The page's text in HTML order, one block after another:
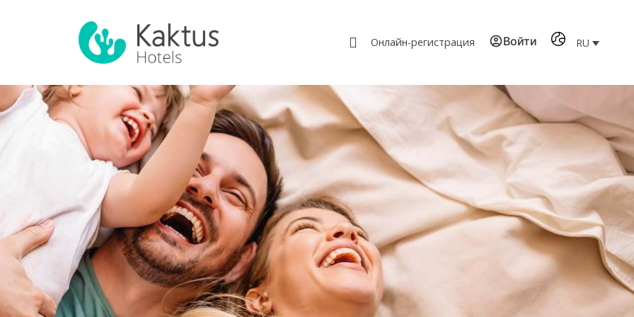
Онлайн-регистрация Войти RU